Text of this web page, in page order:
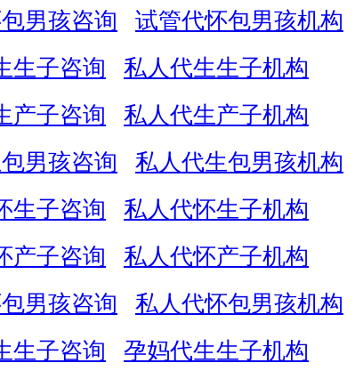
男孩咨询
试管代怀包男孩机构
生子咨询
私人代生生子机构
产子咨询
私人代生产子机构
男孩咨询
私人代生包男孩机构
生子咨询
私人代怀生子机构
产子咨询
私人代怀产子机构
男孩咨询
私人代怀包男孩机构
生子咨询
孕妈代生生子机构